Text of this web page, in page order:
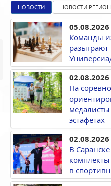
НОВОСТИ НОВОСТИ
05.08.2026
Команды
02.08.2026
На
эстафетах
02.08.2026
В
в